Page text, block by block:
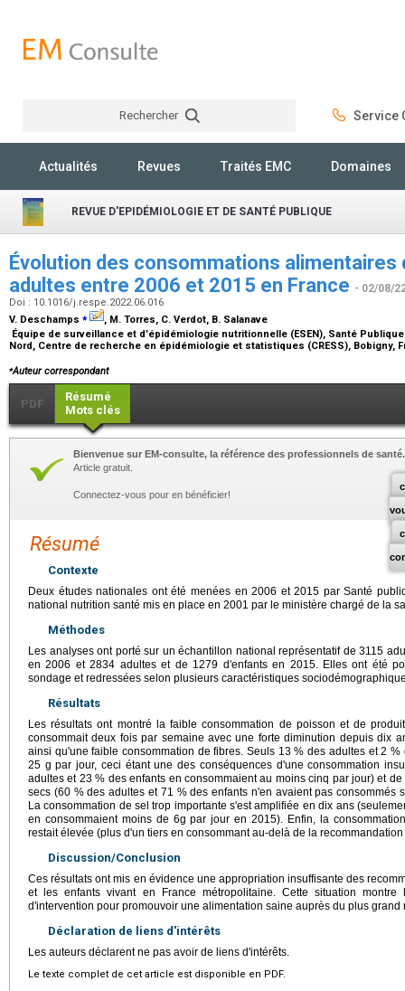
Rechercher Service
Actualités Revues Traités EMC Domaines
REVUE D'EPIDÉMIOLOGIE ET DE SANTÉ PUBLIQUE
Évolution des consommations
adultes entre 2006 et 2015 en France - 02/08/
Doi : 10.1016/j.respe.2022.06.016
V. Deschamps ⁎
, M. Torres, C. Verdot, B. Salanave
Équipe de surveillance et d’épidémiologie nutritionnelle (ESEN), Santé
Nord, Centre de recherche en épidémiologie et statistiques (CRESS), Bobigny,
⁎Auteur correspondant
PDF
Résumé
Mots clés
Bienvenue sur EM-consulte, la référence des professionnels de santé.
Article gratuit.
Connectez-vous pour en bénéficier!
Résumé
Contexte
Deux études nationales ont été menées en 2006 et 2015 par Santé
national nutrition santé mis en place en 2001 par le ministère chargé de la
Méthodes
Les analyses ont porté sur un échantillon national représentatif de 3115
en 2006 et 2834 adultes et de 1279 d'enfants en 2015. Elles ont été
sondage et redressées selon plusieurs caractéristiques
Résultats
Les résultats ont montré la faible consommation de poisson et de
consommait deux fois par semaine avec une forte diminution depuis dix
ainsi qu'une faible consommation de fibres. Seuls 13 % des adultes et 2
25 g par jour, ceci étant une des conséquences d'une consommation
adultes et 23 % des enfants en consommaient au moins cinq par jour) et
secs (60 % des adultes et 71 % des enfants n'en avaient pas consommés
La consommation de sel trop importante s'est amplifiée en dix ans
en consommaient moins de 6g par jour en 2015). Enfin, la
restait élevée (plus d'un tiers en consommant au-delà de la
Discussion/Conclusion
Ces résultats ont mis en évidence une appropriation insuffisante des
et les enfants vivant en France métropolitaine. Cette situation
d'intervention pour promouvoir une alimentation saine auprès du plus grand
Déclaration de liens d'intérêts
Les auteurs déclarent ne pas avoir de liens d'intérêts.
Le texte complet de cet article est disponible en PDF.